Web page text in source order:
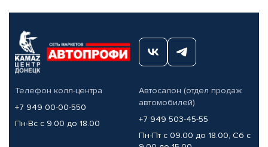
Телефон колл-центра
+7 949 00-00-550
Пн-Вс с 9.00 до 18.00
Автосалон (отдел продаж
автомобилей)
+7 949 503-45-55
Пн-Пт с 09.00 до 18.00, Сб с